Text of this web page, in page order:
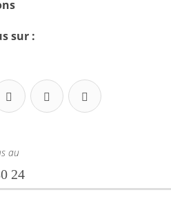
sur :
au
24